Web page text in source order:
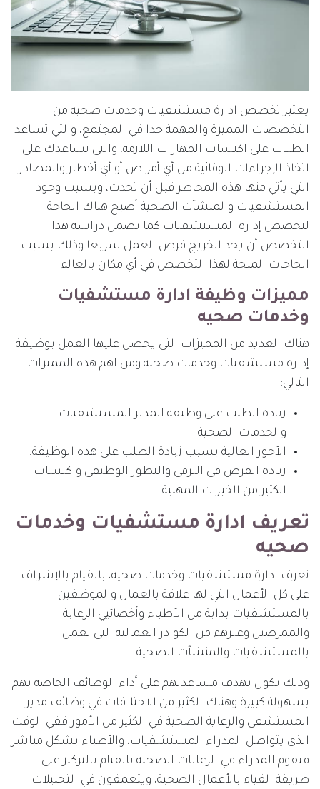
يعتبر تخصص ادارة مستشفيات وخدمات صحيه من
التخصصات المميزة والمهمة جدا في المجتمع، والتي تساعد
الطلاب على اكتساب المهارات اللازمة، والتي تساعدك على
اتخاذ الإجراءات الوقائية من أي أمراض أو أي أخطار والمصادر
التي يأتي منها هذه المخاطر قبل أن تحدث، وبسبب وجود
المستشفيات والمنشآت الصحية أصبح هناك الحاجة
لتخصص إدارة المستشفيات كما يضمن دراسة هذا
التخصص أن يجد الخريج فرص العمل سريعا وذلك بسبب
الحاجات الملحة لهذا التخصص في أي مكان بالعالم.
مميزات وظيفة ادارة مستشفيات
وخدمات صحيه
هناك العديد من المميزات التي يحصل عليها العمل بوظيفة
إدارة مستشفيات وخدمات صحيه ومن اهم هذه المميزات
التالي:
زيادة الطلب على وظيفة المدير المستشفيات
والخدمات الصحية.
الأجور العالية بسبب زيادة الطلب على هذه الوظيفة.
زيادة الفرص في الترقي والتطور الوظيفي واكتساب
الكثير من الخبرات المهنية.
تعريف ادارة مستشفيات وخدمات
صحيه
تعرف ادارة مستشفيات وخدمات صحيه، بالقيام بالإشراف
على كل الأعمال التي لها علاقة بالعمال والموظفين
بالمستشفيات بداية من الأطباء وأخصائيي الرعاية
والممرضين وغيرهم من الكوادر العمالية التي تعمل
بالمستشفيات والمنشآت الصحية.
وذلك يكون بهدف مساعدتهم على أداء الوظائف الخاصة بهم
بسهولة كبيرة وهناك الكثير من الاختلافات في وظائف مدير
المستشفى والرعاية الصحية في الكثير من الأمور ففي الوقت
الذي يتواصل المدراء المستشفيات، والأطباء بشكل مباشر
فيقوم المدراء في الرعايات الصحية بالقيام بالتركيز على
طريقة القيام بالأعمال الصحية، ويتعمقون في التحليلات